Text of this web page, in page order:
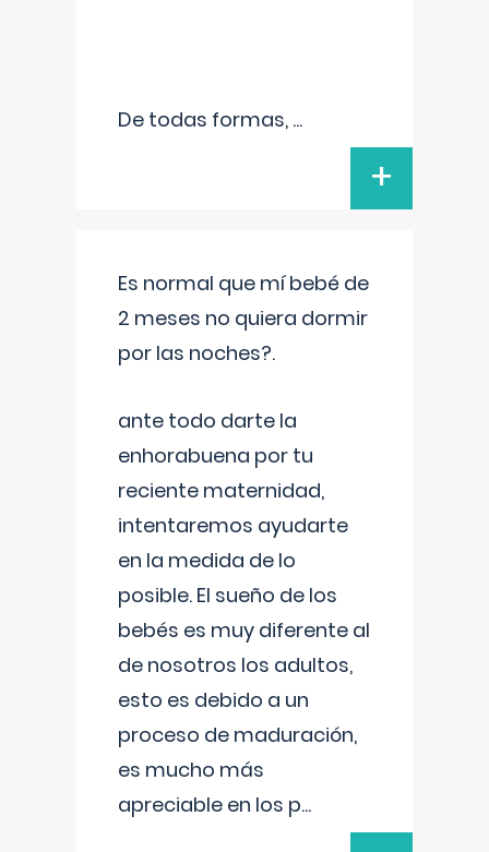
De todas formas, ...
+
Es normal que mí bebé de
2 meses no quiera dormir
por las noches?.
ante todo darte la
enhorabuena por tu
reciente maternidad,
intentaremos ayudarte
en la medida de lo
posible. El sueño de los
bebés es muy diferente al
de nosotros los adultos,
esto es debido a un
proceso de maduración,
es mucho más
apreciable en los p...